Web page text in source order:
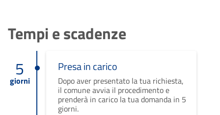
Tempi e scadenze
5
giorni
Presa in carico
Dopo aver presentato la tua richiesta,
il comune avvia il procedimento e
prenderà in carico la tua domanda in 5
giorni.